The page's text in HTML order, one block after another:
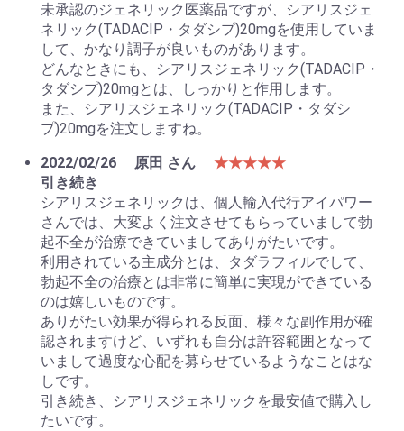
未承認のジェネリック医薬品ですが、シアリスジェ
ネリック(TADACIP・タダシプ)20mgを使用していま
して、かなり調子が良いものがあります。
どんなときにも、シアリスジェネリック(TADACIP・
タダシプ)20mgとは、しっかりと作用します。
また、シアリスジェネリック(TADACIP・タダシ
プ)20mgを注文しますね。
2022/02/26
原田 さん
★★★★★
引き続き
シアリスジェネリックは、個人輸入代行アイパワー
さんでは、大変よく注文させてもらっていまして勃
起不全が治療できていましてありがたいです。
利用されている主成分とは、タダラフィルでして、
勃起不全の治療とは非常に簡単に実現ができている
のは嬉しいものです。
ありがたい効果が得られる反面、様々な副作用が確
認されますけど、いずれも自分は許容範囲となって
いまして過度な心配を募らせているようなことはな
しです。
引き続き、シアリスジェネリックを最安値で購入し
たいです。